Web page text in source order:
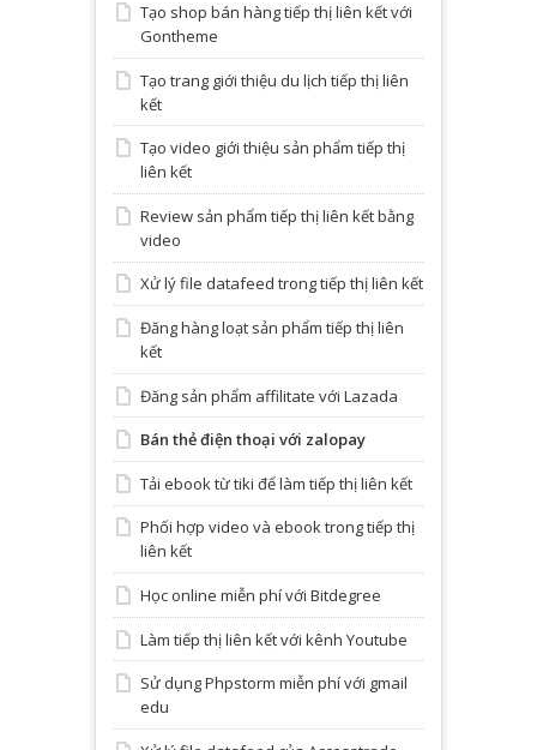
Tạo shop bán hàng tiếp thị liên kết với
Gontheme
Tạo trang giới thiệu du lịch tiếp thị liên
kết
Tạo video giới thiệu sản phẩm tiếp thị
liên kết
Review sản phẩm tiếp thị liên kết bằng
video
Xử lý file datafeed trong tiếp thị liên kết
Đăng hàng loạt sản phẩm tiếp thị liên
kết
Đăng sản phẩm affilitate với Lazada
Bán thẻ điện thoại với zalopay
Tải ebook từ tiki để làm tiếp thị liên kết
Phối hợp video và ebook trong tiếp thị
liên kết
Học online miễn phí với Bitdegree
Làm tiếp thị liên kết với kênh Youtube
Sử dụng Phpstorm miễn phí với gmail
edu